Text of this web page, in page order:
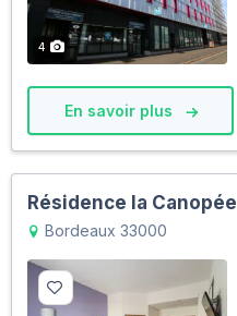
4
En savoir plus
Résidence la Canopée
Bordeaux 33000